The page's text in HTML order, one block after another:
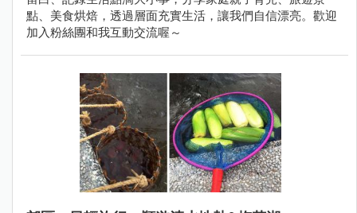
點、美食烘焙，透過層面充實生活，讓我們自信漂亮。歡迎
加入粉絲團和我互動交流喔～